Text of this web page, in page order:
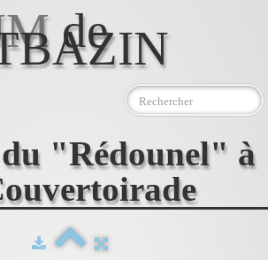
de
"Rédounel" à